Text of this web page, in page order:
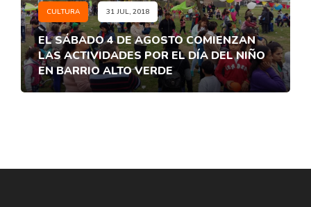
CULTURA 31 JUL, 2018
EL SÁBADO 4 DE AGOSTO COMIENZAN
LAS ACTIVIDADES POR EL DÍA DEL NIÑO
EN BARRIO ALTO VERDE